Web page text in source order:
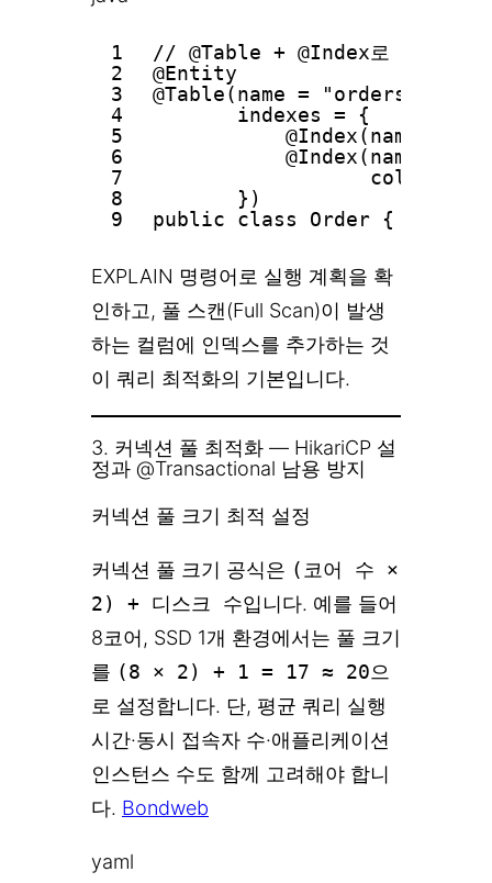
1
2
3
4
5
6
7
8
9
// @Table + @Index로 DDL 생
@Entity
@Table(name = "orders",
indexes = {
@Index(name =
@Index(name =
})
public class Order { ... }
EXPLAIN 명령어로 실행 계획을 확
인하고, 풀 스캔(Full Scan)이 발생
하는 컬럼에 인덱스를 추가하는 것
이 쿼리 최적화의 기본입니다.
3. 커넥션 풀 최적화 — HikariCP 설
정과 @Transactional 남용 방지
커넥션 풀 크기 최적 설정
커넥션 풀 크기 공식은 (코어 수 ×
2) + 디스크 수입니다. 예를 들어
8코어, SSD 1개 환경에서는 풀 크기
를 (8 × 2) + 1 = 17 ≈ 20으
로 설정합니다. 단, 평균 쿼리 실행
시간·동시 접속자 수·애플리케이션
인스턴스 수도 함께 고려해야 합니
다. Bondweb
yaml